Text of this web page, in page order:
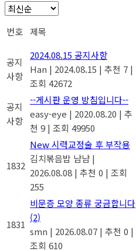
번호 제목
공지
사항
2024.08.15 공지사항
Han | 2024.08.15 | 추천 7 |
조회 42672
공지
사항
--게시판 운영 방침입니다--
easy-eye | 2020.08.20 | 추
천 9 | 조회 49950
1832
New시력교정술 후 부작용
김치볶음밥 냠냠 |
2026.08.08 | 추천 0 | 조회
255
1831
비문증 모양 종류 궁금합니다
(2)
smn | 2026.08.07 | 추천 0 |
조회 610